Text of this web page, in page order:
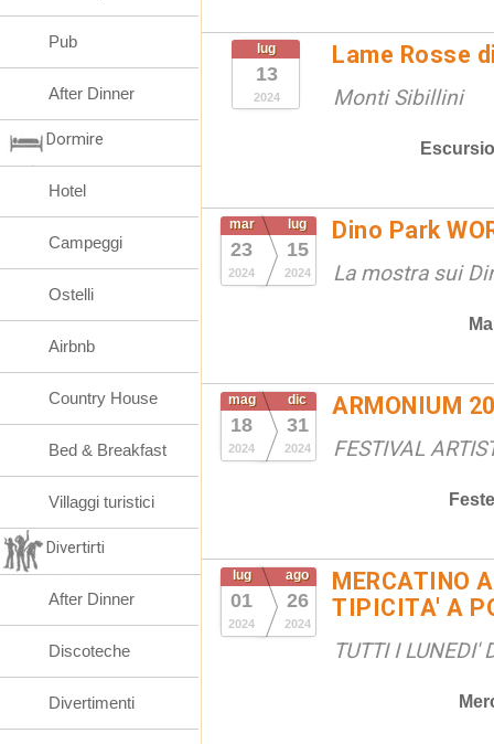
lug
13
2024
Lame Rosse
Monti Sibillini
mar
23
2024
lug
15
2024
Dino Park
La mostra sui
mag
18
2024
dic
31
2024
ARMONIUM
FESTIVAL
Feste
lug
01
2024
ago
26
2024
MERCATINO
TIPICITA' A
TUTTI I LUNEDI'
Pub
After Dinner
Dormire
Hotel
Campeggi
Ostelli
Airbnb
Country House
Bed & Breakfast
Villaggi turistici
Divertirti
After Dinner
Discoteche
Divertimenti